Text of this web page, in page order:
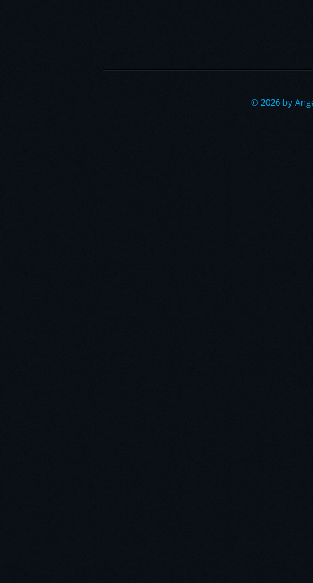
© 2026 by